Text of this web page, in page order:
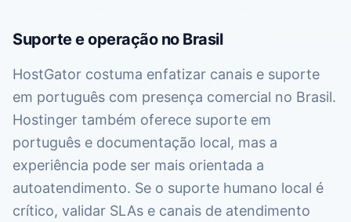
Suporte e operação no Brasil
HostGator costuma enfatizar canais e suporte
em português com presença comercial no Brasil.
Hostinger também oferece suporte em
português e documentação local, mas a
experiência pode ser mais orientada a
autoatendimento. Se o suporte humano local é
crítico, validar SLAs e canais de atendimento